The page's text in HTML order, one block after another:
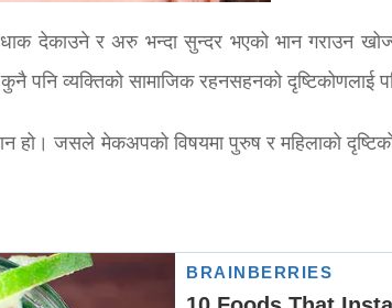
देकाउने र अरु भन्दा सुन्दर भएको भान गराउन
व्यक्तिको सामाजिक रहनसहनको दृष्टिकोणलाई
हो। जसले मेकअपको विषयमा पुरुष र महिलाको